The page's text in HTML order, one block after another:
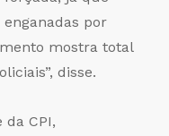
por
mostra total
disse.
da CPI,